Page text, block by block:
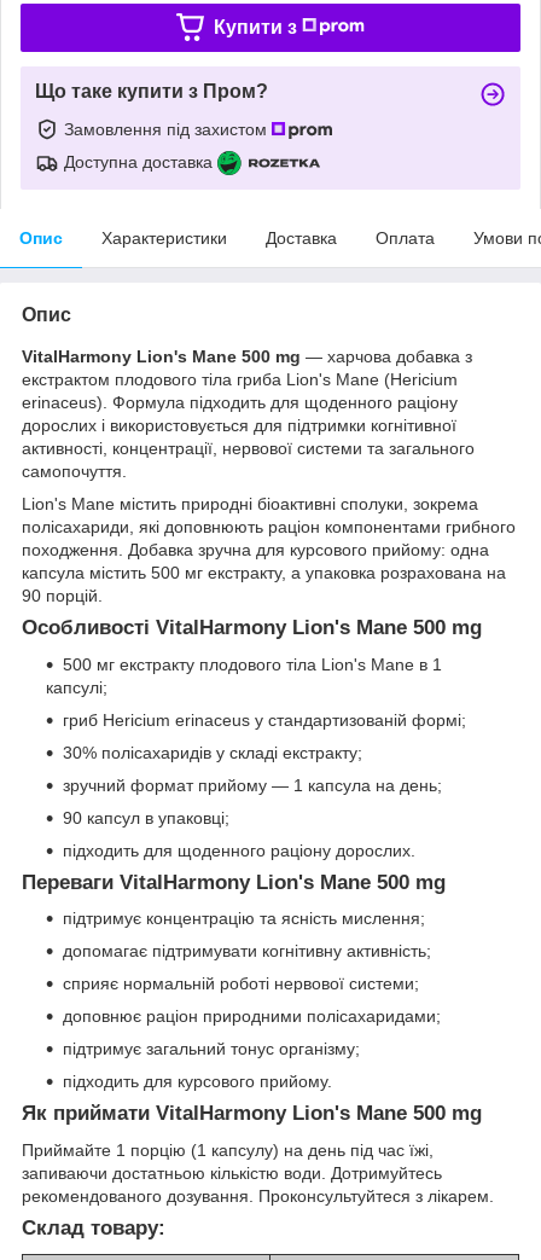
Купити з
Що таке купити з Пром?
Замовлення під захистом
Доступна доставка
Опис Характеристики Доставка Оплата Умови
Опис
VitalHarmony Lion's Mane 500 mg — харчова добавка з
екстрактом плодового тіла гриба Lion's Mane (Hericium
erinaceus). Формула підходить для щоденного раціону
дорослих і використовується для підтримки когнітивної
активності, концентрації, нервової системи та загального
самопочуття.
Lion's Mane містить природні біоактивні сполуки, зокрема
полісахариди, які доповнюють раціон компонентами грибного
походження. Добавка зручна для курсового прийому: одна
капсула містить 500 мг екстракту, а упаковка розрахована на
90 порцій.
Особливості VitalHarmony Lion's Mane 500 mg
500 мг екстракту плодового тіла Lion's Mane в 1
капсулі;
гриб Hericium erinaceus у стандартизованій формі;
30% полісахаридів у складі екстракту;
зручний формат прийому — 1 капсула на день;
90 капсул в упаковці;
підходить для щоденного раціону дорослих.
Переваги VitalHarmony Lion's Mane 500 mg
підтримує концентрацію та ясність мислення;
допомагає підтримувати когнітивну активність;
сприяє нормальній роботі нервової системи;
доповнює раціон природними полісахаридами;
підтримує загальний тонус організму;
підходить для курсового прийому.
Як приймати VitalHarmony Lion's Mane 500 mg
Приймайте 1 порцію (1 капсулу) на день під час їжі,
запиваючи достатньою кількістю води. Дотримуйтесь
рекомендованого дозування. Проконсультуйтеся з лікарем.
Склад товару: